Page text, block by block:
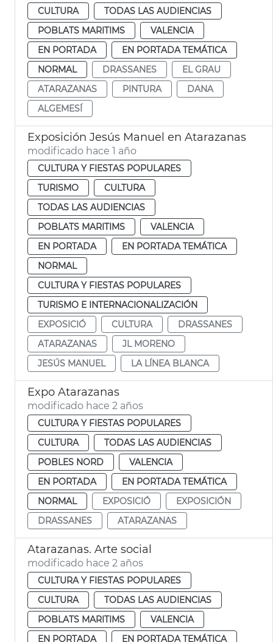
CULTURA
TODAS LAS AUDIENCIAS
POBLATS MARITIMS
VALENCIA
EN PORTADA
EN PORTADA TEMÁTICA
NORMAL
DRASSANES
EL GRAU
ATARAZANAS
PINTURA
DANA
ALGEMESÍ
Exposición Jesús Manuel en Atarazanas
modificado hace 1 año
CULTURA Y FIESTAS POPULARES
TURISMO
CULTURA
TODAS LAS AUDIENCIAS
POBLATS MARITIMS
VALENCIA
EN PORTADA
EN PORTADA TEMÁTICA
NORMAL
CULTURA Y FIESTAS POPULARES
TURISMO E INTERNACIONALIZACIÓN
EXPOSICIÓ
CULTURA
DRASSANES
ATARAZANAS
JL MORENO
JESÚS MANUEL
LA LÍNEA BLANCA
Expo Atarazanas
modificado hace 2 años
CULTURA Y FIESTAS POPULARES
CULTURA
TODAS LAS AUDIENCIAS
POBLES NORD
VALENCIA
EN PORTADA
EN PORTADA TEMÁTICA
NORMAL
EXPOSICIÓ
EXPOSICIÓN
DRASSANES
ATARAZANAS
Atarazanas. Arte social
modificado hace 2 años
CULTURA Y FIESTAS POPULARES
CULTURA
TODAS LAS AUDIENCIAS
POBLATS MARITIMS
VALENCIA
EN PORTADA
EN PORTADA TEMÁTICA